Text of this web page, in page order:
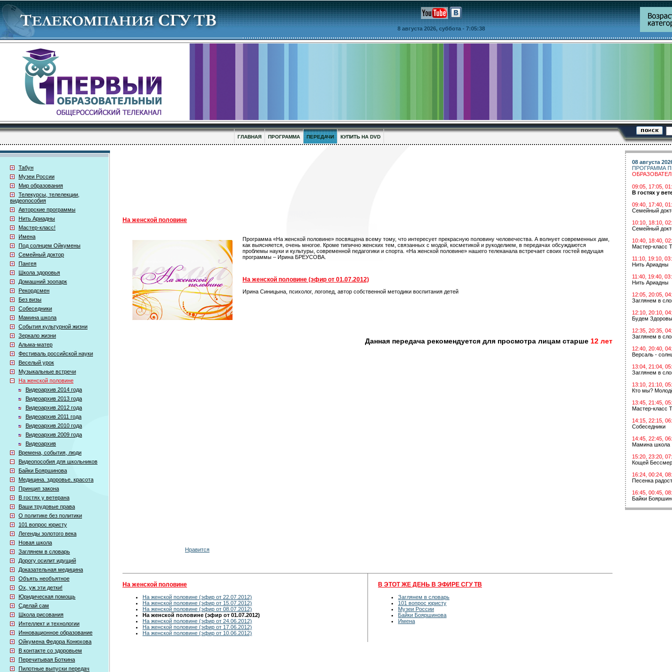
8 августа 2026, суббота - 7:05:38
ГЛАВНАЯ ПРОГРАММА ПЕРЕДАЧИ КУПИТЬ НА DVD
Табун
Музеи России
Мир образования
Телекурсы, телелекции,
видеопособия
Авторские программы
Нить Ариадны
Мастер-класс!
Имена
Под солнцем Ойкумены
Семейный доктор
Пангея
Школа здоровья
Домашний зоопарк
Рекордсмен
Без визы
Собеседники
Мамина школа
События культурной жизни
Зеркало жизни
Альма-матер
Фестиваль российской науки
Веселый урок
Музыкальные встречи
На женской половине
Видеоархив 2014 года
Видеоархив 2013 года
Видеоархив 2012 года
Видеоархив 2011 года
Видеоархив 2010 года
Видеоархив 2009 года
Видеоархив
Времена, события, люди
Видеопособия для школьников
Байки Бояршинова
Медицина. здоровье. красота
Принцип закона
В гостях у ветерана
Ваши трудовые права
О политике без политики
101 вопрос юристу
Легенды золотого века
Новая школа
Заглянем в словарь
Дорогу осилит идущий
Доказательная медицина
Объять необъятное
Ох, уж эти детки!
Юридическая помощь
Сделай сам
Школа рисования
Интеллект и технологии
Инновационное образование
Ойкумена Федора Конюхова
В контакте со здоровьем
Перечитывая Боткина
Пилотные выпуски передач
На женской половине
Программа «На женской половине» посвящена всему тому, что интересует прекрасную половину человечества. А волнует современных дам,
как выясняется, очень многое. Кроме типично женских тем, связанных с модой, косметикой и рукоделием, в передачах обсуждаются
проблемы науки и культуры, современной педагогики и спорта. «На женской половине» нашего телеканала встречает своих гостей ведущая
программы – Ирина БРЕУСОВА.
На женской половине (эфир от 01.07.2012)
Ирина Синицына, психолог, логопед, автор собственной методики воспитания детей
Данная передача рекомендуется для просмотра лицам старше 12 лет
Нравится
На женской половине
На женской половине (эфир от 22.07.2012)
На женской половине (эфир от 15.07.2012)
На женской половине (эфир от 08.07.2012)
На женской половине (эфир от 01.07.2012)
На женской половине (эфир от 24.06.2012)
На женской половине (эфир от 17.06.2012)
На женской половине (эфир от 10.06.2012)
В ЭТОТ ЖЕ ДЕНЬ В ЭФИРЕ СГУ ТВ
Заглянем в словарь
101 вопрос юристу
Музеи России
Байки Бояршинова
Имена
08 августа
ПРОГРАММА
09:05, 17:05,
В гостях у
09:40, 17:40,
Семейный
10:10, 18:10,
Семейный
10:40, 18:40,
Мастер-класс
11:10, 19:10,
Нить Ариадны
11:40, 19:40,
Нить Ариадны
12:05, 20:05,
Заглянем в
12:10, 20:10,
Будем
12:35, 20:35,
Заглянем в
12:40, 20:40,
Версаль -
13:04, 21:04,
Заглянем в
13:10, 21:10,
Кто мы?
13:45, 21:45,
Мастер-класс
14:15, 22:15,
Собеседники
14:45, 22:45,
Мамина школа
15:20, 23:20,
Кощей
16:24, 00:24,
Песенка
16:45, 00:45,
Байки